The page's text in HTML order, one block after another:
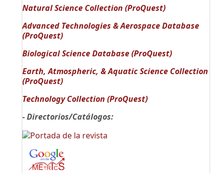
Natural Science Collection (ProQuest)
Advanced Technologies & Aerospace Database
(ProQuest)
Biological Science Database (ProQuest)
Earth, Atmospheric, & Aquatic Science Collection
(ProQuest)
Technology Collection (ProQuest)
- Directorios/Catálogos: